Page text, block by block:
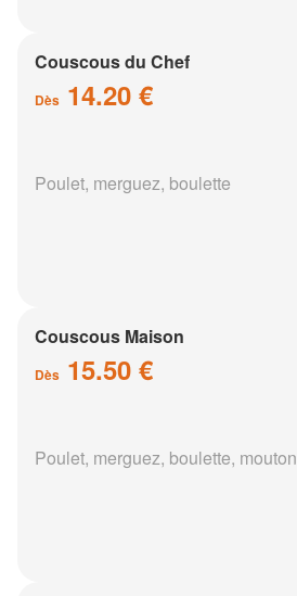
Couscous du Chef
Dès 14.20 €
Poulet, merguez, boulette
Couscous Maison
Dès 15.50 €
Poulet, merguez, boulette, mouton